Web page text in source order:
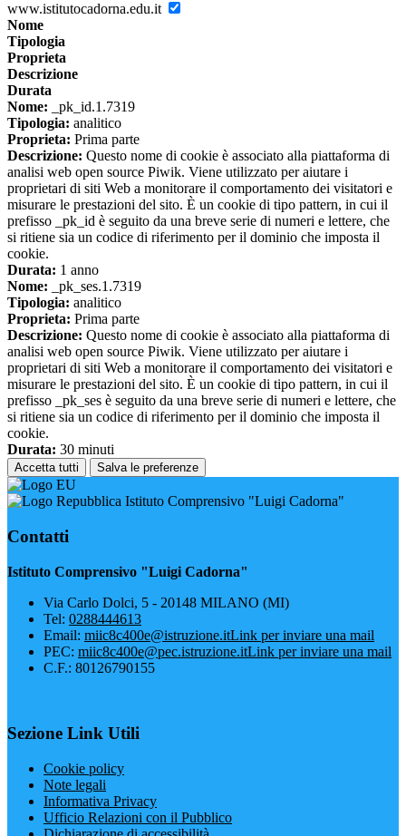
www.istitutocadorna.edu.it
Nome
Tipologia
Proprieta
Descrizione
Durata
Nome: _pk_id.1.7319
Tipologia: analitico
Proprieta: Prima parte
Descrizione: Questo nome di cookie è associato alla piattaforma di
analisi web open source Piwik. Viene utilizzato per aiutare i
proprietari di siti Web a monitorare il comportamento dei visitatori e
misurare le prestazioni del sito. È un cookie di tipo pattern, in cui il
prefisso _pk_id è seguito da una breve serie di numeri e lettere, che
si ritiene sia un codice di riferimento per il dominio che imposta il
cookie.
Durata: 1 anno
Nome: _pk_ses.1.7319
Tipologia: analitico
Proprieta: Prima parte
Descrizione: Questo nome di cookie è associato alla piattaforma di
analisi web open source Piwik. Viene utilizzato per aiutare i
proprietari di siti Web a monitorare il comportamento dei visitatori e
misurare le prestazioni del sito. È un cookie di tipo pattern, in cui il
prefisso _pk_ses è seguito da una breve serie di numeri e lettere, che
si ritiene sia un codice di riferimento per il dominio che imposta il
cookie.
Durata: 30 minuti
Accetta tutti Salva le preferenze
Istituto Comprensivo "Luigi Cadorna"
Contatti
Istituto Comprensivo "Luigi Cadorna"
Via Carlo Dolci, 5 - 20148 MILANO (MI)
Tel: 0288444613
Email: miic8c400e@istruzione.itLink per inviare una mail
PEC: miic8c400e@pec.istruzione.itLink per inviare una mail
C.F.: 80126790155
Sezione Link Utili
Cookie policy
Note legali
Informativa Privacy
Ufficio Relazioni con il Pubblico